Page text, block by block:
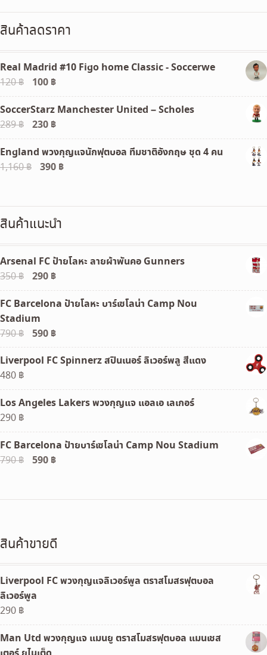
สินค้าลดราคา
Real Madrid #10 Figo home Classic - Soccerwe
120฿
Original
price
was:
120 ฿.
100 ฿Current
price
is:
100 ฿.
SoccerStarz Manchester United – Scholes
289฿
Original
price
was:
289 ฿.
230 ฿Current
price
is:
230 ฿.
England พวงกุญแจนักฟุตบอล ทีมชาติอังกฤษ ชุด 4 คน
1,160฿
Original
390 ฿Current
สินค้าแนะนำ
Arsenal FC ป้ายโลหะ ลายผ้าพันคอ Gunners
350฿
Original
price
was:
350 ฿.
290 ฿Current
price
is:
FC Barcelona ป้ายโลหะ บาร์เซโลน่า Camp Nou
Stadium
790฿
Original
price
was:
590 ฿Current
price
is:
Liverpool FC Spinnerz สปินเนอร์ ลิเวอร์พลู สีแดง
480 ฿
Los Angeles Lakers พวงกุญแจ แอลเอ เลเกอร์
290 ฿
FC Barcelona ป้ายบาร์เซโลน่า Camp Nou Stadium
790฿
Original
590 ฿Current
สินค้าขายดี
Liverpool FC พวงกุญแจลิเวอร์พูล ตราสโมสรฟุตบอล
ลิเวอร์พูล
290 ฿
Man Utd พวงกุญแจ แมนยู ตราสโมสรฟุตบอล แมนเชส